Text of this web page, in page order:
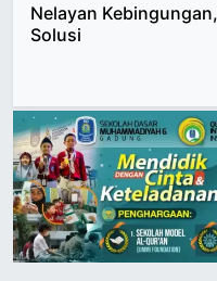
Nelayan
Solusi